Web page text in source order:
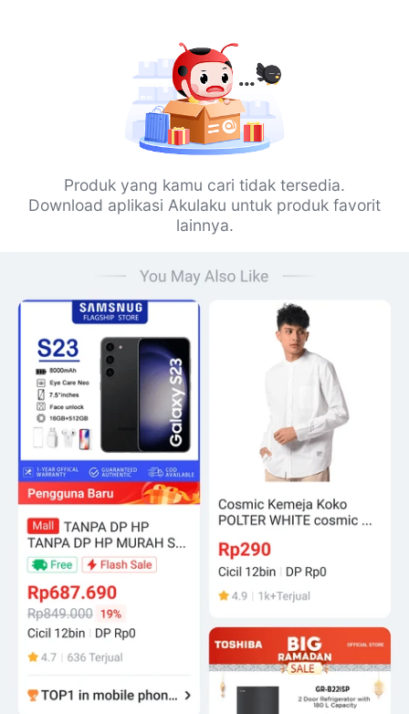
Produk yang kamu cari tidak tersedia.
Download aplikasi Akulaku untuk produk favorit
lainnya.